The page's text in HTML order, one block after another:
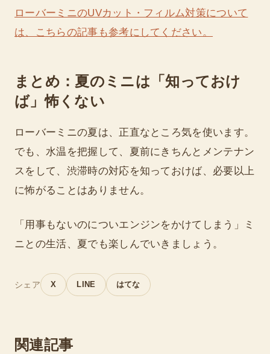
ローバーミニのUVカット・フィルム対策について
は、こちらの記事も参考にしてください。
まとめ：夏のミニは「知っておけ
ば」怖くない
ローバーミニの夏は、正直なところ気を使います。
でも、水温を把握して、夏前にきちんとメンテナン
スをして、渋滞時の対応を知っておけば、必要以上
に怖がることはありません。
「用事もないのについエンジンをかけてしまう」ミ
ニとの生活、夏でも楽しんでいきましょう。
シェア X LINE はてな
関連記事